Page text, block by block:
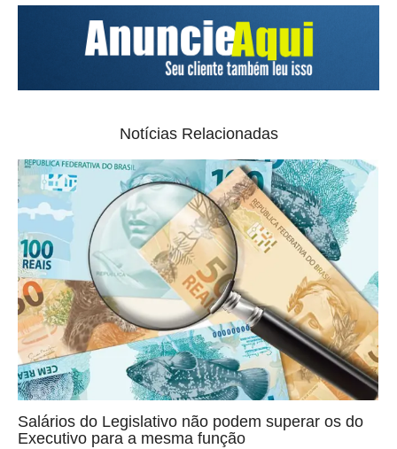
Notícias Relacionadas
Salários do Legislativo não podem superar os do
Executivo para a mesma função